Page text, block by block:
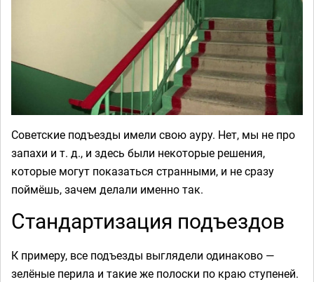
Советские подъезды имели свою ауру. Нет, мы не про
запахи и т. д., и здесь были некоторые решения,
которые могут показаться странными, и не сразу
поймёшь, зачем делали именно так.
Стандартизация подъездов
К примеру, все подъезды выглядели одинаково —
зелёные перила и такие же полоски по краю ступеней.